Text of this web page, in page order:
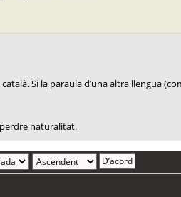
Si la paraula d’una altra llengua
naturalitat.